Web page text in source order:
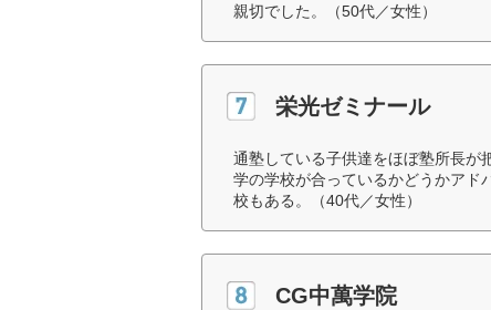
親切でした。（50代／女性）
栄光ゼミナール
通塾している子供達をほぼ塾所長が
学の学校が合っているかどうかアド
校もある。（40代／女性）
CG中萬学院